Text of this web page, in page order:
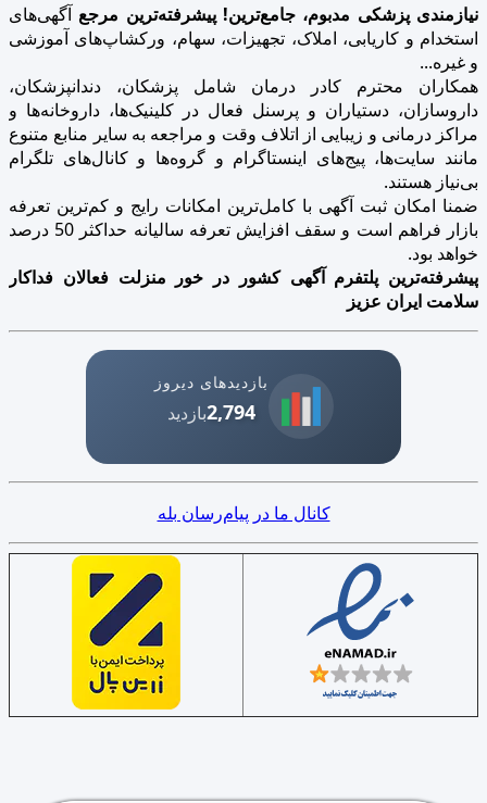
نیازمندی پزشکی مدبوم، جامع‌ترین! پیشرفته‌ترین مرجع آگهی‌های
استخدام و کاریابی، املاک، تجهیزات، سهام، ورکشاپ‌های آموزشی
و غیره...
همکاران محترم کادر درمان شامل پزشکان، دندانپزشکان،
داروسازان، دستیاران و پرسنل فعال در کلینیک‌ها، داروخانه‌ها و
مراکز درمانی و زیبایی از اتلاف وقت و مراجعه به سایر منابع متنوع
مانند سایت‌ها، پیج‌های اینستاگرام و گروه‌ها و کانال‌های تلگرام
بی‌نیاز هستند.
ضمنا امکان ثبت آگهی با کامل‌ترین امکانات رایج و کم‌ترین تعرفه
بازار فراهم است و سقف افزایش تعرفه سالیانه حداکثر 50 درصد
خواهد بود.
پیشرفته‌ترین پلتفرم آگهی کشور در خور منزلت فعالان فداکار
سلامت ایران عزیز
بازدیدهای دیروز
2,794بازدید
کانال ما در پیام‌رسان بله